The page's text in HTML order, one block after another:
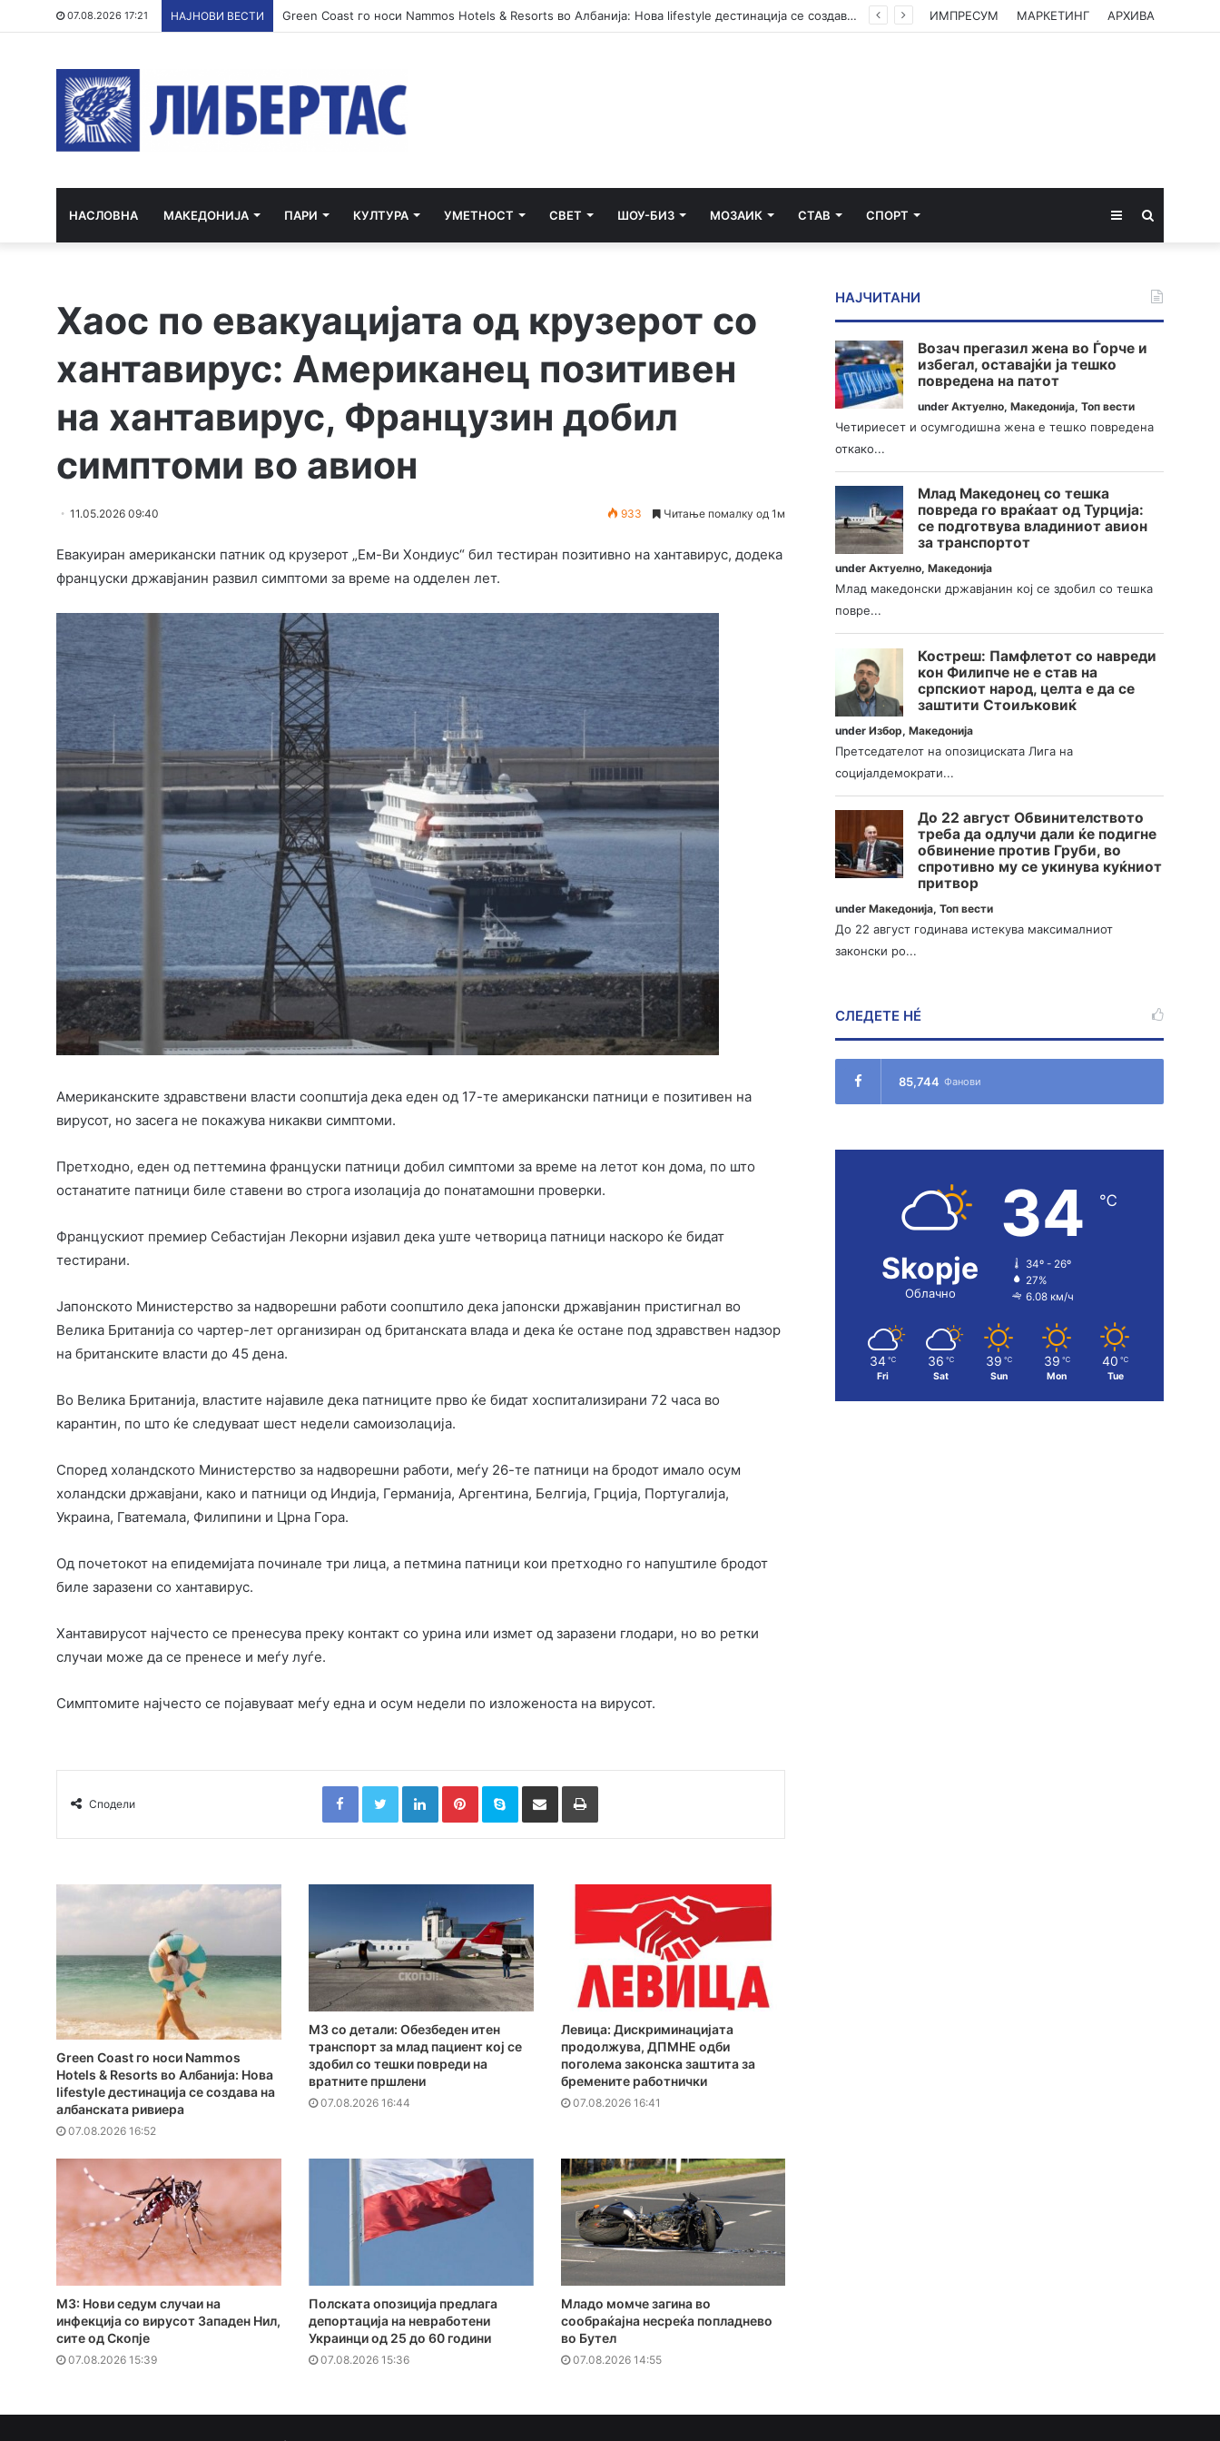
07.08.2026 17:21 НАЈНОВИ ВЕСТИ Green Coast го носи Nammos Hotels & Resorts во Албанија: Нова lifestyle дестинација се создава на албанската ривиера ИМПРЕСУМ МАРКЕТИНГ АРХИВА
НАСЛОВНА МАКЕДОНИЈА ПАРИ КУЛТУРА УМЕТНОСТ СВЕТ ШОУ-БИЗ МОЗАИК СТАВ СПОРТ Sidebar
Хаос по евакуацијата од крузерот со
хантавирус: Американец позитивен
на хантавирус, Французин добил
симптоми во авион
11.05.2026 09:40 933 Читање помалку од 1м
Евакуиран американски патник од крузерот „Ем-Ви Хондиус“ бил тестиран позитивно на хантавирус, додека
француски државјанин развил симптоми за време на одделен лет.
Американските здравствени власти соопштија дека еден од 17-те американски патници е позитивен на
вирусот, но засега не покажува никакви симптоми.
Претходно, еден од петтемина француски патници добил симптоми за време на летот кон дома, по што
останатите патници биле ставени во строга изолација до понатамошни проверки.
Францускиот премиер Себастијан Лекорни изјавил дека уште четворица патници наскоро ќе бидат
тестирани.
Јапонското Министерство за надворешни работи соопштило дека јапонски државјанин пристигнал во
Велика Британија со чартер-лет организиран од британската влада и дека ќе остане под здравствен надзор
на британските власти до 45 дена.
Во Велика Британија, властите најавиле дека патниците прво ќе бидат хоспитализирани 72 часа во
карантин, по што ќе следуваат шест недели самоизолација.
Според холандското Министерство за надворешни работи, меѓу 26-те патници на бродот имало осум
холандски државјани, како и патници од Индија, Германија, Аргентина, Белгија, Грција, Португалија,
Украина, Гватемала, Филипини и Црна Гора.
Од почетокот на епидемијата починале три лица, а петмина патници кои претходно го напуштиле бродот
биле заразени со хантавирус.
Хантавирусот најчесто се пренесува преку контакт со урина или измет од заразени глодари, но во ретки
случаи може да се пренесе и меѓу луѓе.
Симптомите најчесто се појавуваат меѓу една и осум недели по изложеноста на вирусот.
Сподели
FacebookTwitterLinkedInPinterestSkype Сподели преку Е-маил Испринтај
Green Coast го носи Nammos
Hotels & Resorts во Албанија: Нова
lifestyle дестинација се создава на
албанската ривиера
07.08.2026 16:52
MЗ со детали: Обезбеден итен
транспорт за млад пациент кој се
здобил со тешки повреди на
вратните пршлени
07.08.2026 16:44
Левица: Дискриминацијата
продолжува, ДПМНЕ одби
поголема законска заштита за
бремените работнички
07.08.2026 16:41
МЗ: Нови седум случаи на
инфекција со вирусот Западен Нил,
сите од Скопје
07.08.2026 15:39
Полската опозиција предлага
депортација на невработени
Украинци од 25 до 60 години
07.08.2026 15:36
Младо момче загина во
сообраќајна несреќа попладнево
во Бутел
07.08.2026 14:55
НАЈЧИТАНИ
Возач прегазил жена во Ѓорче и
избегал, оставајќи ја тешко
повредена на патот
underАктуелно,Македонија,Топ вести
Четириесет и осумгодишна жена е тешко повредена
откако...
Млад Македонец со тешка
повреда го враќаат од Турција:
се подготвува владиниот авион
за транспортот
underАктуелно,Македонија
Млад македонски државјанин кој се здобил со тешка
повре...
Костреш: Памфлетот со навреди
кон Филипче не е став на
српскиот народ, целта е да се
заштити Стоиљковиќ
underИзбор,Македонија
Претседателот на опозициската Лига на
социјалдемократи...
До 22 август Обвинителството
треба да одлучи дали ќе подигне
обвинение против Груби, во
спротивно му се укинува куќниот
притвор
underМакедонија,Топ вести
До 22 август годинава истекува максималниот
законски ро...
СЛЕДЕТЕ НÉ
85,744 Фанови
Skopje
Облачно
34 ℃
34º - 26º
27%
6.08 км/ч
34 ℃
Fri
36 ℃
Sat
39 ℃
Sun
39 ℃
Mon
40 ℃
Tue